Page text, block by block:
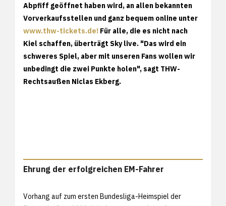
Abpfiff geöffnet haben wird, an allen bekannten
Vorverkaufsstellen und ganz bequem online unter
www.thw-tickets.de! Für alle, die es nicht nach
Kiel schaffen, überträgt Sky live. "Das wird ein
schweres Spiel, aber mit unseren Fans wollen wir
unbedingt die zwei Punkte holen", sagt THW-
Rechtsaußen Niclas Ekberg.
Ehrung der erfolgreichen EM-Fahrer
Vorhang auf zum ersten Bundesliga-Heimspiel der